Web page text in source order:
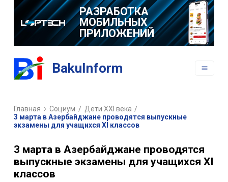
РАЗРАБОТКА
МОБИЛЬНЫХ
ПРИЛОЖЕНИЙ
BakuInform
Главная Социум / Дети XXI века /
3 марта в Азербайджане проводятся выпускные
экзамены для учащихся XI классов
3 марта в Азербайджане проводятся
выпускные экзамены для учащихся XI
классов